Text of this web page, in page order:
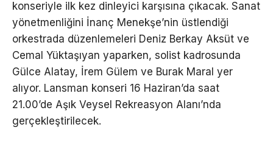
konseriyle ilk kez dinleyici karşısına çıkacak. Sanat
yönetmenliğini İnanç Menekşe’nin üstlendiği
orkestrada düzenlemeleri Deniz Berkay Aksüt ve
Cemal Yüktaşıyan yaparken, solist kadrosunda
Gülce Alatay, İrem Gülem ve Burak Maral yer
alıyor. Lansman konseri 16 Haziran’da saat
21.00’de Aşık Veysel Rekreasyon Alanı’nda
gerçekleştirilecek.